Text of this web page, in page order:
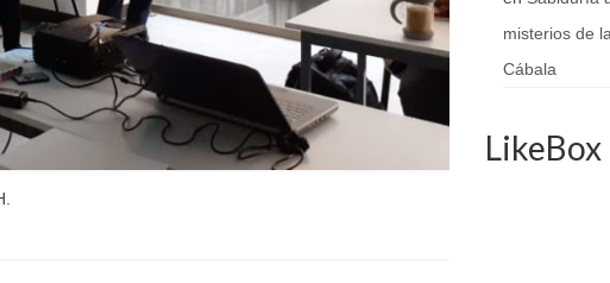
misterios de
Cábala
LikeBox